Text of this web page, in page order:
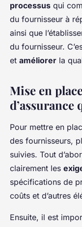
processus qui
du fournisseur à
ainsi que
du fournisseur.
et améliorer la
Mise en
Pour mettre en
des fournisseurs,
suivies. Tout
clairement les
spécifications de
coûts et d’autres
Ensuite, il est